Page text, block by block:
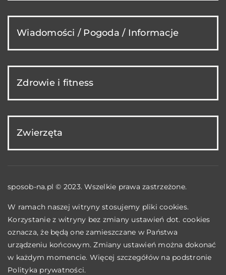
Wiadomości / Pogoda / Informacje
Zdrowie i fitness
Zwierzęta
sposob-na.pl © 2023. Wszelkie prawa zastrzeżone.
W ramach naszej witryny stosujemy pliki cookies.
Korzystanie z witryny bez zmiany ustawień dot. cookies
oznacza, że będą one zamieszczane w Państwa
urządzeniu końcowym. Zmiany ustawień można dokonać
w każdym momencie. Więcej szczegółów na podstronie
Polityka prywatności.